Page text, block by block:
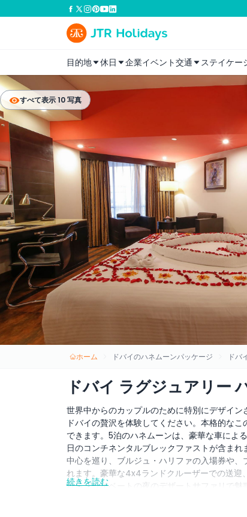
目的地 休日 企業イベント交通 ステイケー
すべて表示 10 写真
ホーム ドバイのハネムーンパッケージ ドバ
ドバイ ラグジュアリー
世界中からのカップルのために特別にデザイン
ドバイの贅沢を体験してください。本格的な
できます。5泊のハネムーンは、豪華な車によ
日のコンチネンタルブレックファストが含ま
中心を巡り、ブルジュ・ハリファの入場券や
れます。豪華な4x4ランドクルーザーでの送迎
れるプライベートの夜のデザートサファリで
続きを読む